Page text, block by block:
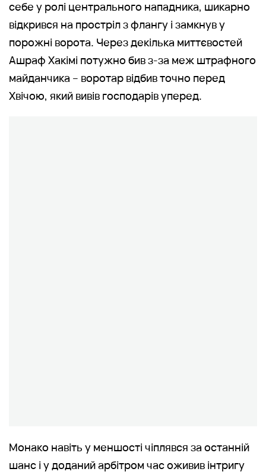
себе у ролі центрального нападника, шикарно
відкрився на простріл з флангу і замкнув у
порожні ворота. Через декілька миттєвостей
Ашраф Хакімі потужно бив з-за меж штрафного
майданчика – воротар відбив точно перед
Хвічою, який вивів господарів уперед.
Монако навіть у меншості чіплявся за останній
шанс і у доданий арбітром час оживив інтригу